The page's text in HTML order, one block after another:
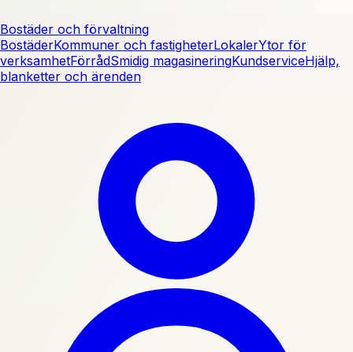
Bostäder och förvaltning
BostäderKommuner och fastigheterLokalerYtor för
verksamhetFörrådSmidig magasineringKundserviceHjälp,
blanketter och ärenden